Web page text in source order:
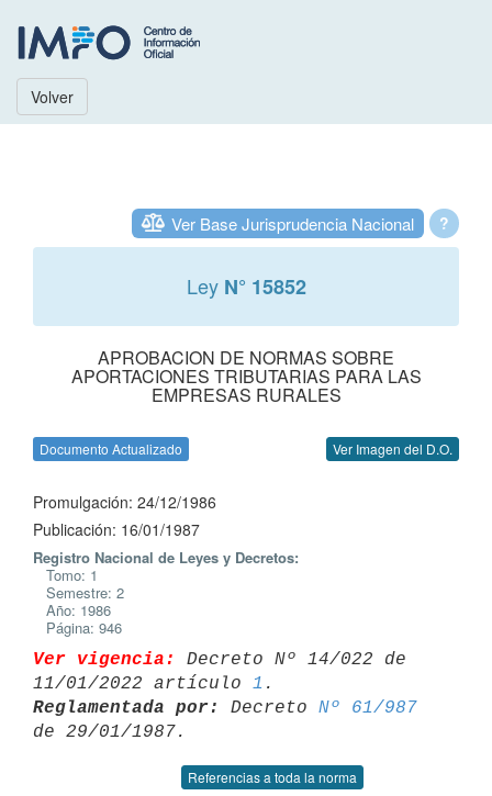
Volver
?
Ver Base Jurisprudencia Nacional
Ley N° 15852
APROBACION DE NORMAS SOBRE
APORTACIONES TRIBUTARIAS PARA LAS
EMPRESAS RURALES
Documento Actualizado Ver Imagen del D.O.
Promulgación: 24/12/1986
Publicación: 16/01/1987
Registro Nacional de Leyes y Decretos:
Tomo: 1
Semestre: 2
Año: 1986
Página: 946
Ver vigencia:
Decreto Nº 14/022 de
11/01/2022 artículo 1
Reglamentada por:
Decreto Nº 61/987
Referencias a toda la norma